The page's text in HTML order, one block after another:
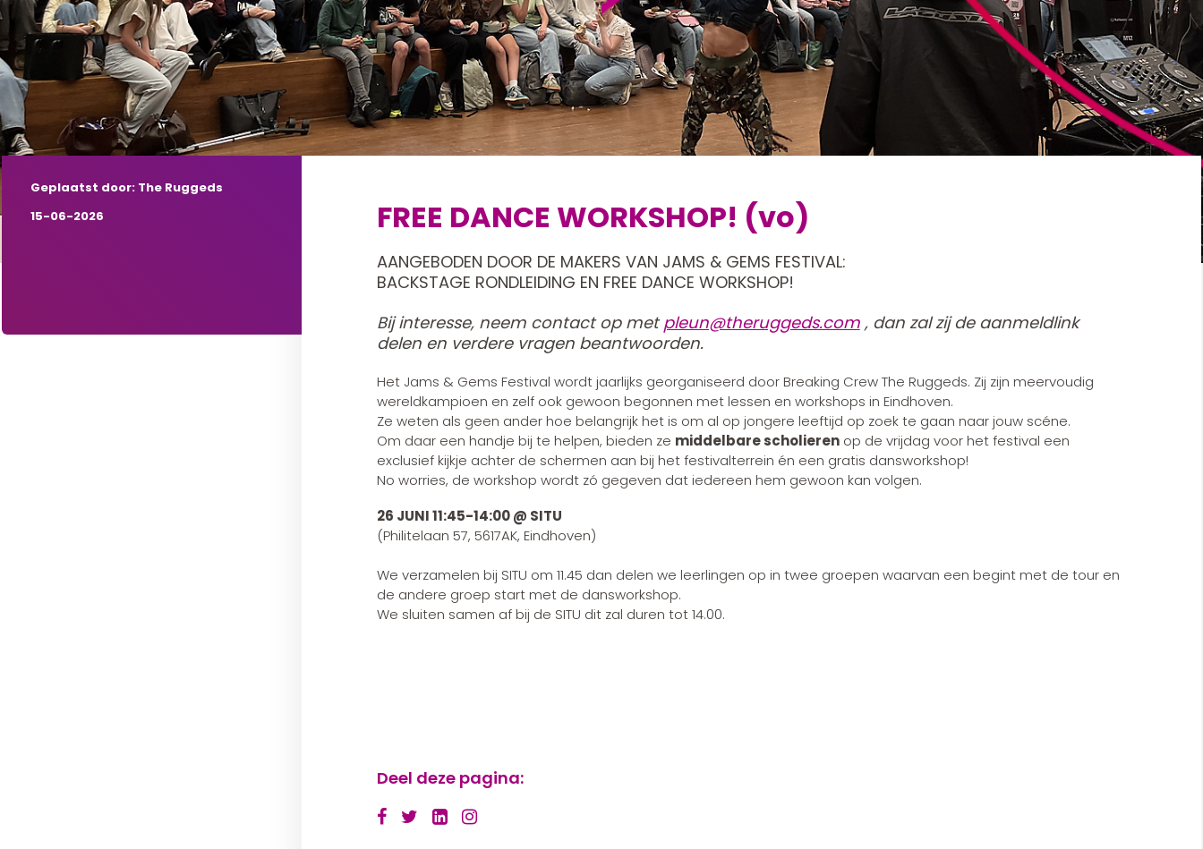
Geplaatst door: The Ruggeds
15-06-2026
FREE DANCE WORKSHOP! (vo)
AANGEBODEN DOOR DE MAKERS VAN JAMS & GEMS FESTIVAL:
BACKSTAGE RONDLEIDING EN FREE DANCE WORKSHOP!
Bij interesse, neem contact op metpleun@theruggeds.com, dan zal zij de aanmeldlink
delen en verdere vragen beantwoorden.
Het Jams & Gems Festival wordt jaarlijks georganiseerd door Breaking Crew The Ruggeds. Zij zijn meervoudig
wereldkampioen en zelf ook gewoon begonnen met lessen en workshops in Eindhoven.
Ze weten als geen ander hoe belangrijk het is om al op jongere leeftijd op zoek te gaan naar jouw scéne.
Om daar een handje bij te helpen, bieden ze middelbare scholierenop de vrijdag voor het festival een
exclusief kijkje achter de schermen aan bij het festivalterrein én een gratis dansworkshop!
No worries, de workshop wordt zó gegeven dat iedereen hem gewoon kan volgen.
26 JUNI 11:45-14:00 @ SITU
(Philitelaan 57, 5617AK, Eindhoven)
We verzamelen bij SITU om 11.45 dan delen we leerlingen op in twee groepen waarvan een begint met de tour en
de andere groep start met de dansworkshop.
We sluiten samen af bij de SITU dit zal duren tot 14.00.
Deel deze pagina: